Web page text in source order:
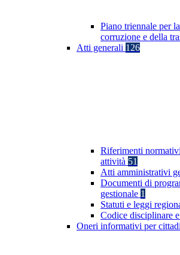
Piano triennale per
corruzione e della
Atti generali 126
Riferimenti
attività 51
Atti amministrativi
Documenti di
gestionale 1
Statuti e leggi
Codice disciplinare
Oneri informativi per